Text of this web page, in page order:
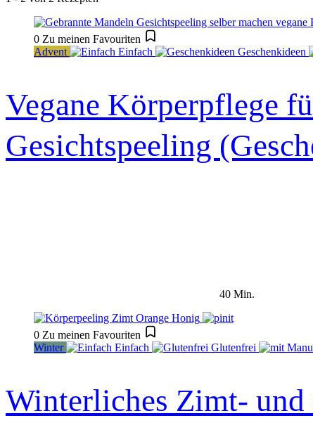
0 Zu meinen Favouriten
Advent
Einfach Geschenkideen
Vegane Körperpflege
Gesichtspeeling
40 Min.
0 Zu meinen Favouriten
Winter
Einfach Glutenfrei
Winterliches Zimt-